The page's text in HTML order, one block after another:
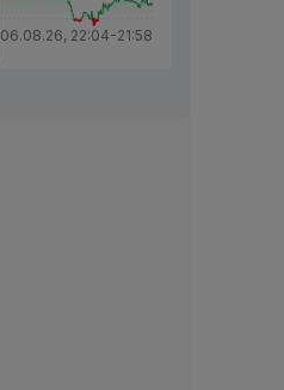
06.08.26, 22:04-21:58